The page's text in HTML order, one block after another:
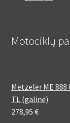
Motociklų
Metzeler ME 888
TL (galinė)
278,95 €